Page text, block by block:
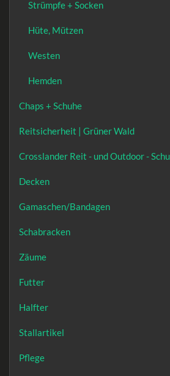
Strümpfe + Socken
Hüte, Mützen
Westen
Hemden
Chaps + Schuhe
Reitsicherheit | Grüner Wald
Crosslander Reit - und Outdoor -
Decken
Gamaschen/Bandagen
Schabracken
Zäume
Futter
Halfter
Stallartikel
Pflege